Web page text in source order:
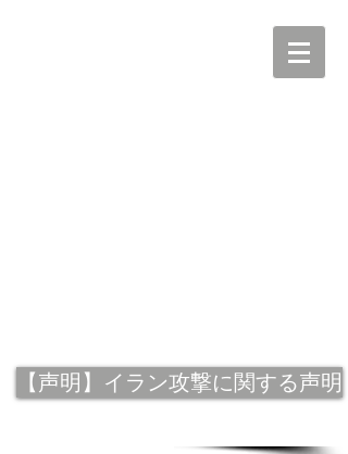
【声明】イラン攻撃に関する声明